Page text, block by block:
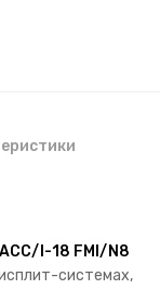
I-18 FMI/N8
системах,